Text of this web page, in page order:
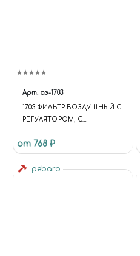
Арт. аэ-1703
1703 ФИЛЬТР ВОЗДУШНЫЙ С
РЕГУЛЯТОРОМ, С
от 768 ₽
pebaro